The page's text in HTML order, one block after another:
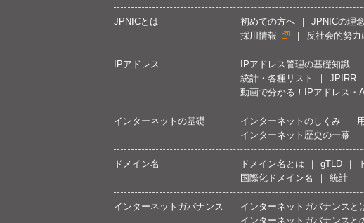
JPNICとは 初めての方へ JPNICの理念
採用情報
反社会的勢
IPアドレス IPアドレス管理の基礎知識
統計・各種リスト
JPIRR
動画で分かる！IPアドレス・
インターネットの基礎 インターネットのしくみ
インターネット歴史の一幕
ドメイン名 ドメイン名とは gTLD
国際化ドメイン名
統計
インターネットガバナンス インターネットガバナンスと
インターネットガバナンスと